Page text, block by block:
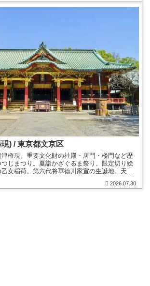
) / 東京都文京区
権現。重要文化財の社殿・唐門・楼門など歴
じまつり。夏詣かざぐるま祭り。限定切り絵
女稲荷。第六代将軍徳川家宣の生誕地。天下
2026.07.30